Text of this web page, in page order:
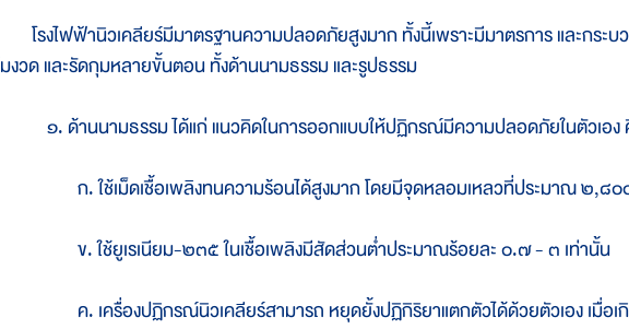
โรงไฟฟ้านิวเคลียร์มีมาตรฐานความปลอดภัยสูงมาก ทั้งนี้เพราะมีมาตรการ และกระบ
มงวด และรัดกุมหลายขั้นตอน ทั้งด้านนามธรรม และรูปธรรม
๑. ด้านนามธรรม ได้แก่ แนวคิดในการออกแบบให้ปฏิกรณ์มีความปลอดภัยในตัวเอง
ก. ใช้เม็ดเชื้อเพลิงทนความร้อนได้สูงมาก โดยมีจุดหลอมเหลวที่ประมาณ ๒,๘๐๐
ข. ใช้ยูเรเนียม-๒๓๕ ในเชื้อเพลิงมีสัดส่วนต่ำประมาณร้อยละ ๐.๗ - ๓ เท่านั้น
ค. เครื่องปฏิกรณ์นิวเคลียร์สามารถ หยุดยั้งปฏิกิริยาแตกตัวได้ด้วยตัวเอง เมื่อเกิ